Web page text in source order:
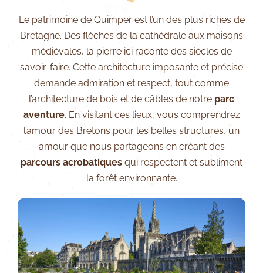
Le patrimoine de Quimper est l’un des plus riches de
Bretagne. Des flèches de la cathédrale aux maisons
médiévales, la pierre ici raconte des siècles de
savoir-faire. Cette architecture imposante et précise
demande admiration et respect, tout comme
l’architecture de bois et de câbles de notre parc
aventure. En visitant ces lieux, vous comprendrez
l’amour des Bretons pour les belles structures, un
amour que nous partageons en créant des
parcours acrobatiques qui respectent et subliment
la forêt environnante.